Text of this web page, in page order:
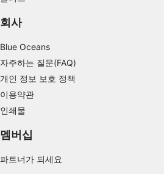
회사
Blue Oceans
자주하는 질문(FAQ)
개인 정보 보호 정책
이용약관
인쇄물
멤버십
파트너가 되세요
Understand audiences through
Develop and improve services
Use limited data to select content
IAB 특별 기능:
actively requested